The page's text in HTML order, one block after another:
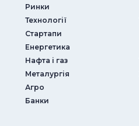
Ринки
Технології
Стартапи
Енергетика
Нафта і газ
Металургія
Агро
Банки